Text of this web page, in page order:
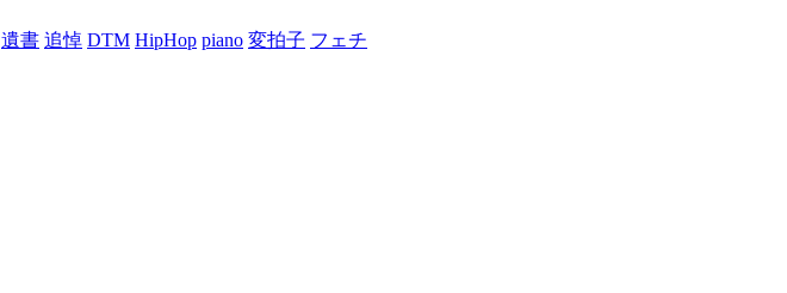
遺書 追悼 DTM HipHop piano 変拍子 フェチ